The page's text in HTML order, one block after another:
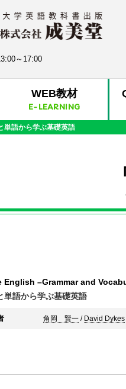
～17:00
WEB教材
E-LEARNING
単語から学ぶ基礎英語
English –Grammar and
単語から学ぶ基礎英語
角岡 賢一 / David Dykes